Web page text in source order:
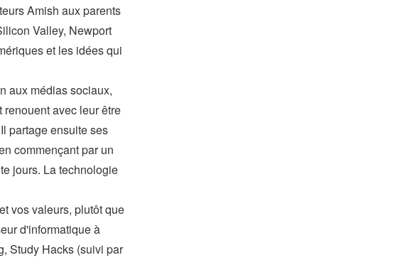
Amish aux parents
Valley, Newport
et les idées qui
aux médias sociaux,
avec leur être
partage ensuite ses
commençant par un
jours. La technologie
vos valeurs, plutôt que
d'informatique à
Study Hacks (suivi par